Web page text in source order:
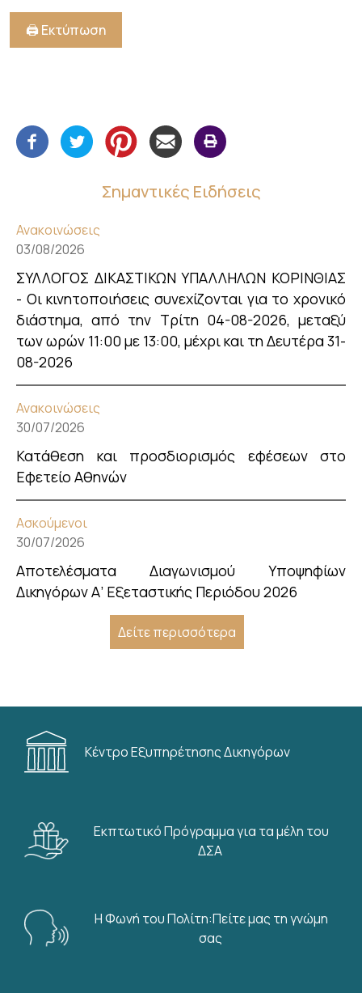
Σημαντικές Ειδήσεις
Ανακοινώσεις
03/08/2026
ΣΥΛΛΟΓΟΣ ΔΙΚΑΣΤΙΚΩΝ ΥΠΑΛΛΗΛΩΝ ΚΟΡΙΝΘΙΑΣ
- Οι κινητοποιήσεις συνεχίζονται για το χρονικό
διάστημα, από την Τρίτη 04-08-2026, μεταξύ
των ωρών 11:00 με 13:00, μέχρι και τη Δευτέρα 31-
08-2026
Ανακοινώσεις
30/07/2026
Κατάθεση και προσδιορισμός εφέσεων στο
Εφετείο Αθηνών
Ασκούμενοι
30/07/2026
Αποτελέσματα Διαγωνισμού Υποψηφίων
Δικηγόρων Α’ Εξεταστικής Περιόδου 2026
Δείτε περισσότερα
🖨️ Εκτύπωση
Κέντρο Εξυπηρέτησης Δικηγόρων
Εκπτωτικό Πρόγραμμα για τα μέλη του
ΔΣΑ
Η Φωνή του Πολίτη:Πείτε μας τη γνώμη
σας